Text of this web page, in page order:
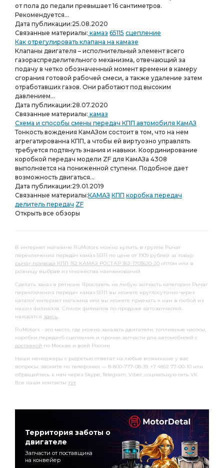
от пола до педали превышает 16 сантиметров.
Рекомендуется...
Дата публикации:25.08.2020
Связанные материалы: камаз 65115 сцепление
Как отрегулировать клапана на камазе
Клапаны двигателя – исполнительный элемент всего
газораспределительного механизма, отвечающий за
подачу в четко обозначенный момент времени в камеру
сгорания готовой рабочей смеси, а также удаление затем
отработавших газов. Они работают под высоким
давлением...
Дата публикации:28.07.2020
Связанные материалы: камаз
Схема и способы смены передач КПП автомобиля КамАЗ
Тонкость вождения КамАЗом состоит в том, что на нем
агрегатированна КПП, а чтобы ей виртуозно управлять
требуется подтянуть знания и навыки. Координирование
коробкой передач модели ZF для КамАЗа 4308
выполняется на пониженной ступени. Подобное дает
возможность двигаться...
Дата публикации:29.01.2019
Связанные материалы:КАМАЗ КПП коробка передач
делитель передач ZF
Открыть все обзоры
В интернет магазине RuMotors можно купить в группе Рычаг
переключения передач камаз 55111 по цене от 1909 рублей за товар
рычаг привода КПП 152 КАМАЗ РОСТАР 362-1703620-20 оптом или в
розницу выбрав из множества наименований.
Сделать заказ в регионе Ярославль на любую запчасть категории Рычаг
переключения передач камаз 55111 вы можете круглосуточно через
каталог интернет магазина или вы можете приехать к нам в любой из
наших филиалов. Список филиалов по продаже автозапчастей
находятся здесь.
RuMotors - это место, где можно заказать двигатели, топливные насосы,
коробки передачб сцепление и прочие запчасти для автомобилей с
доставкой по Москве и всей России.
Наши менеджеры с радостью ответят на любые возникшие у вас
вопросы, звоните по телефонам — 8-800-777-08-39, +7 4852 77-00-10 или
обращайтесь к нам через Skype, Telegram, Viber, социальную сеть VK.
Все наши контакты тут.
Территория заботы о
двигателе
Запчасти от поставщика
на конвейер